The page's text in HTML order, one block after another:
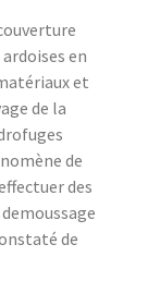
en
et
de la
de
des
de